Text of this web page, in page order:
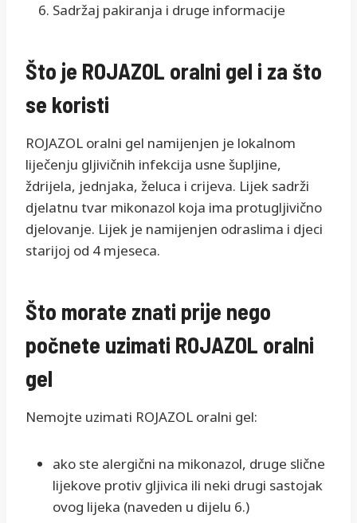
Sadržaj pakiranja i druge informacije
Što je ROJAZOL oralni gel i za što
se koristi
ROJAZOL oralni gel namijenjen je lokalnom
liječenju gljivičnih infekcija usne šupljine,
ždrijela, jednjaka, želuca i crijeva. Lijek sadrži
djelatnu tvar mikonazol koja ima protugljivično
djelovanje. Lijek je namijenjen odraslima i djeci
starijoj od 4 mjeseca.
Što morate znati prije nego
počnete uzimati ROJAZOL oralni
gel
Nemojte uzimati ROJAZOL oralni gel:
ako ste alergični na mikonazol, druge slične
lijekove protiv gljivica ili neki drugi sastojak
ovog lijeka (naveden u dijelu 6.)